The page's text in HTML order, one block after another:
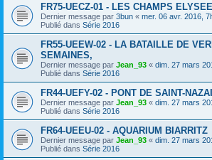
FR75-UECZ-01 - LES CHAMPS
Dernier message par 3bun « mer. 06 avr. 2016,
Publié dans Série 2016
FR55-UEEW-02 - LA BATAILLE DE
SEMAINES,
Dernier message par Jean_93 « dim. 27 mars
Publié dans Série 2016
FR44-UEFY-02 - PONT DE SAINT-
Dernier message par Jean_93 « dim. 27 mars
Publié dans Série 2016
FR64-UEEU-02 - AQUARIUM BIARRITZ
Dernier message par Jean_93 « dim. 27 mars
Publié dans Série 2016